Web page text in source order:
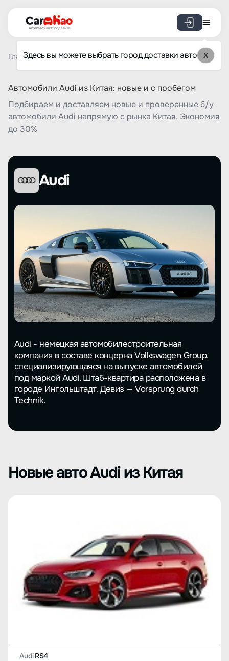
Агрегатор авто под заказ
Здесь вы можете выбрать город доставки авто X
Главная Список брендов Audi
Автомобили Audi из Китая: новые и с пробегом
Подбираем и доставляем новые и проверенные б/у
автомобили Audi напрямую с рынка Китая. Экономия
до 30%
Audi
Audi - немецкая автомобилестроительная
компания в составе концерна Volkswagen Group,
специализирующаяся на выпуске автомобилей
под маркой Audi. Штаб-квартира расположена в
городе Ингольштадт. Девиз — Vorsprung durch
Technik.
Новые авто Audi из Китая
AudiRS4